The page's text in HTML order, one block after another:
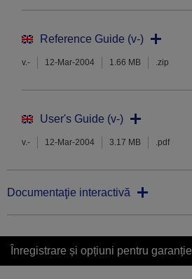
Reference Guide (v-)
v.- 12-Mar-2004 1.66 MB .zip
User's Guide (v-)
v.- 12-Mar-2004 3.17 MB .pdf
Documentaţie interactivă
Înregistrare și opțiuni pentru garanție